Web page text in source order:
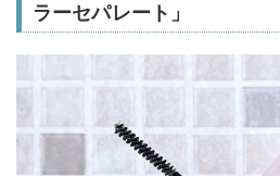
ラーセパレート」